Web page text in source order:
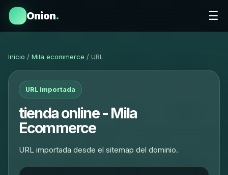
Onion. ☰
Inicio / Mila ecommerce / URL
URL importada
tienda online - Mila
Ecommerce
URL importada desde el sitemap del dominio.